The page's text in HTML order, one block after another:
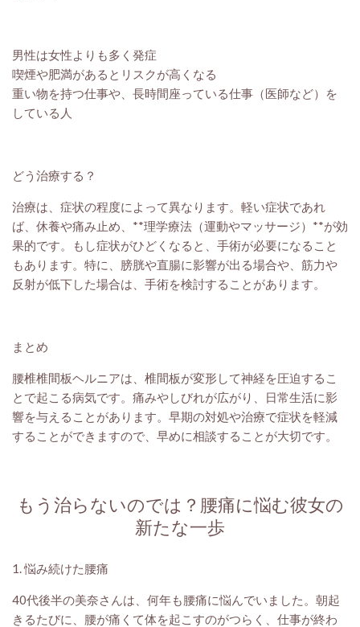
男性は女性よりも多く発症
喫煙や肥満があるとリスクが高くなる
重い物を持つ仕事や、長時間座っている仕事（医師など）を
している人
どう治療する？
治療は、症状の程度によって異なります。軽い症状であれ
ば、休養や痛み止め、**理学療法（運動やマッサージ）**が効
果的です。もし症状がひどくなると、手術が必要になること
もあります。特に、膀胱や直腸に影響が出る場合や、筋力や
反射が低下した場合は、手術を検討することがあります。
まとめ
腰椎椎間板ヘルニアは、椎間板が変形して神経を圧迫するこ
とで起こる病気です。痛みやしびれが広がり、日常生活に影
響を与えることがあります。早期の対処や治療で症状を軽減
することができますので、早めに相談することが大切です。
もう治らないのでは？腰痛に悩む彼女の
新たな一歩
1. 悩み続けた腰痛
40代後半の美奈さんは、何年も腰痛に悩んでいました。朝起
きるたびに、腰が痛くて体を起こすのがつらく、仕事が終わ